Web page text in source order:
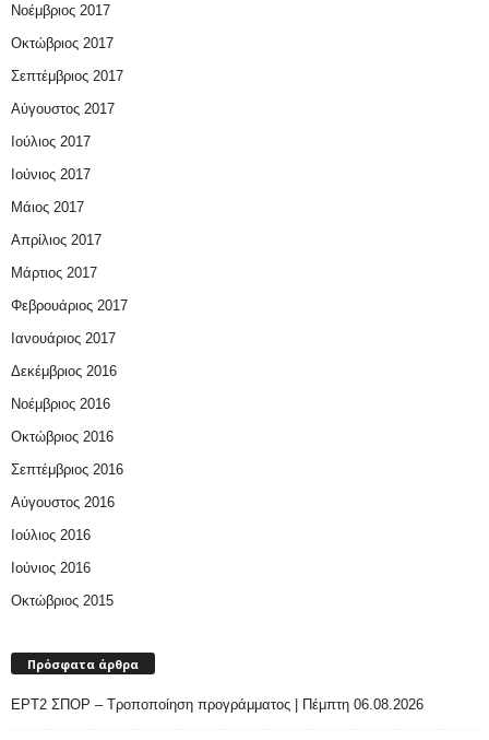
Νοέμβριος 2017
Οκτώβριος 2017
Σεπτέμβριος 2017
Αύγουστος 2017
Ιούλιος 2017
Ιούνιος 2017
Μάιος 2017
Απρίλιος 2017
Μάρτιος 2017
Φεβρουάριος 2017
Ιανουάριος 2017
Δεκέμβριος 2016
Νοέμβριος 2016
Οκτώβριος 2016
Σεπτέμβριος 2016
Αύγουστος 2016
Ιούλιος 2016
Ιούνιος 2016
Οκτώβριος 2015
Πρόσφατα άρθρα
ΕΡΤ2 ΣΠΟΡ – Τροποποίηση προγράμματος | Πέμπτη 06.08.2026